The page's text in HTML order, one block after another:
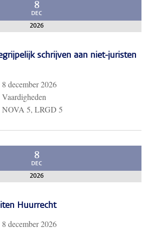
8
DEC
2026
schrijven aan niet-juristen
8 december 2026
Vaardigheden
NOVA 5, LRGD 5
8
DEC
2026
Huurrecht
8 december 2026